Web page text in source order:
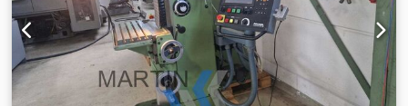
hydraulique GRESSEL 125 mm Différents porte-fraises cône
SK 40 Enceinte de protection anti-projections Pompe de
graissage centralisée automatique pour axes X, Y, Z
Éclairage machine Dispositif de refroidissement 4 pieds de
machine Manuel d'utilisation